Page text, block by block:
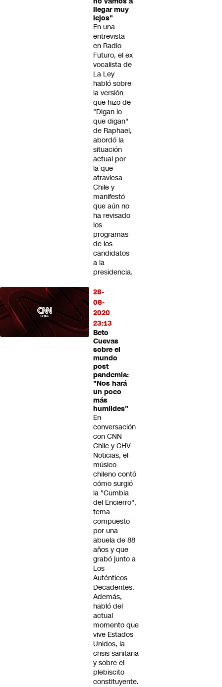
llegar muy
lejos"
En una
entrevista
en Radio
Futuro, el ex
vocalista de
La Ley
habló sobre
la versión
que hizo de
"Digan lo
que digan"
de Raphael,
abordó la
situación
actual por
la que
atraviesa
Chile y
manifestó
que aún no
ha revisado
los
programas
de los
candidatos
a la
presidencia.
28-
08-
2020
23:13
Beto
Cuevas
sobre el
mundo
post
pandemia:
"Nos hará
un poco
más
humildes"
En
conversación
con CNN
Chile y CHV
Noticias, el
músico
chileno contó
cómo surgió
la "Cumbia
del Encierro",
tema
compuesto
por una
abuela de 88
años y que
grabó junto a
Los
Auténticos
Decadentes.
Además,
habló del
actual
momento que
vive Estados
Unidos, la
crisis sanitaria
y sobre el
plebiscito
constituyente.